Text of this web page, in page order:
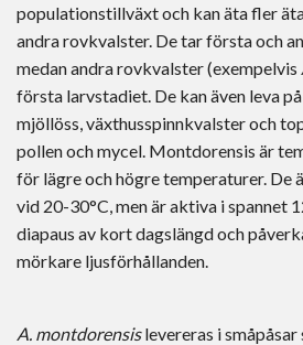
populationstillväxt och kan äta fler
andra rovkvalster. De tar första och
medan andra rovkvalster (exempelvis
första larvstadiet. De kan även leva
mjöllöss, växthusspinnkvalster och
pollen och mycel. Montdorensis är
för lägre och högre temperaturer. De
vid 20-30°C, men är aktiva i spannet
diapaus av kort dagslängd och
mörkare ljusförhållanden.
A. montdorensislevereras i småpåsar